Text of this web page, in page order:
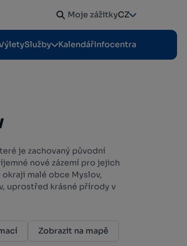
Moje zážitkyCZ
Služby KalendářInfocentra
je zachovaný původní
nové zázemí pro jejich
malé obce Myslov,
uprostřed krásné přírody v
Zobrazit na mapě